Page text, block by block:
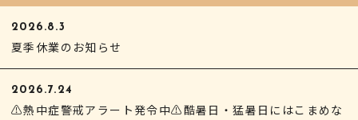
2026.8.3
夏季休業のお知らせ
2026.7.24
⚠熱中症警戒アラート発令中⚠酷暑日・猛暑日にはこまめな